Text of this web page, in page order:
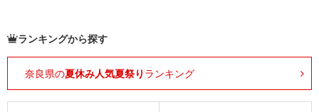
ランキングから探す
奈良県の夏休み人気夏祭り ランキング